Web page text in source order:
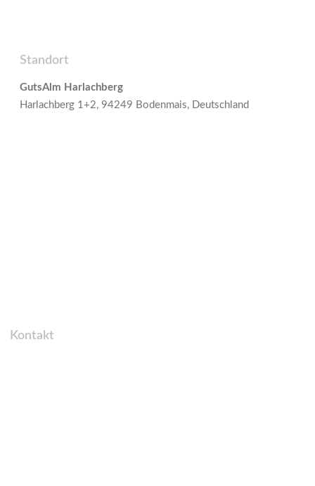
Standort
GutsAlm Harlachberg
Harlachberg 1+2, 94249 Bodenmais, Deutschland
Kontakt